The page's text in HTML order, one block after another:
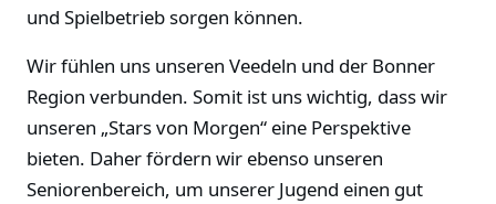
und Spielbetrieb sorgen können.
Wir fühlen uns unseren Veedeln und der Bonner
Region verbunden. Somit ist uns wichtig, dass wir
unseren „Stars von Morgen“ eine Perspektive
bieten. Daher fördern wir ebenso unseren
Seniorenbereich, um unserer Jugend einen gut